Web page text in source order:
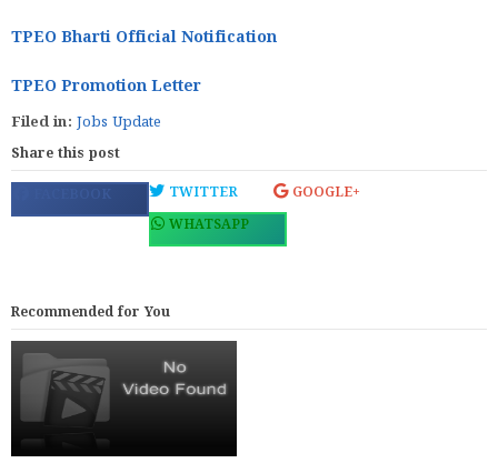
TPEO Bharti Official Notification
TPEO Promotion Letter
Filed in: Jobs Update
Share this post
FACEBOOK TWITTER
GOOGLE+
WHATSAPP
Recommended for You